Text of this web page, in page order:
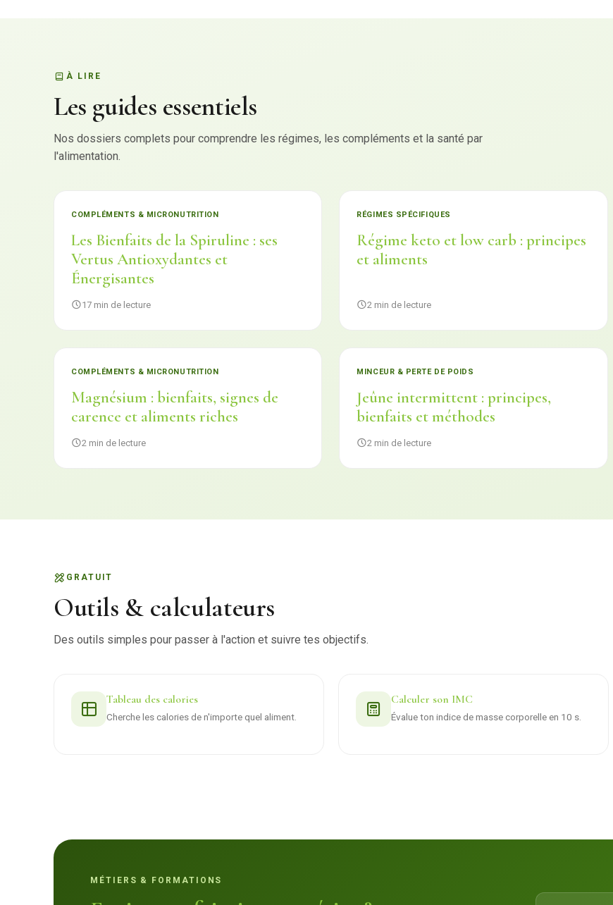
À LIRE
Les guides essentiels
Nos dossiers complets pour comprendre les régimes, les compléments et la santé par
l'alimentation.
COMPLÉMENTS & MICRONUTRITION
Les Bienfaits de la Spiruline : ses
Vertus Antioxydantes et
Énergisantes
17 min de lecture
RÉGIMES SPÉCIFIQUES
Régime keto et low carb : principes
et aliments
2 min de lecture
COMPLÉMENTS & MICRONUTRITION
Magnésium : bienfaits, signes de
carence et aliments riches
2 min de lecture
MINCEUR & PERTE DE POIDS
Jeûne intermittent : principes,
bienfaits et méthodes
2 min de lecture
GRATUIT
Outils & calculateurs
Des outils simples pour passer à l'action et suivre tes objectifs.
Tableau des calories
Cherche les calories de n'importe quel aliment.
Calculer son IMC
Évalue ton indice de masse corporelle en 10 s.
MÉTIERS & FORMATIONS